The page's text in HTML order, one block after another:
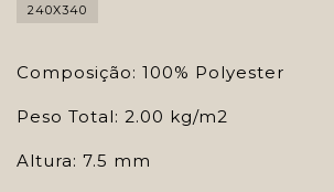
240X340
Composição: 100% Polyester
Peso Total: 2.00 kg/m2
Altura: 7.5 mm